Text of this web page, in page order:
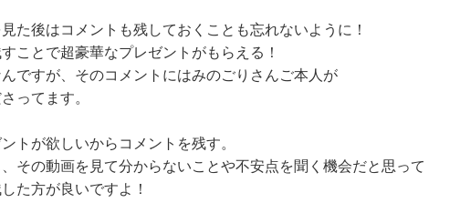
た後はコメントも残しておくことも忘れないように！
ことで超豪華なプレゼントがもらえる！
ですが、そのコメントにはみのごりさんご本人が
ってます。
トが欲しいからコメントを残す。
その動画を見て分からないことや不安点を聞く機会だと思って
た方が良いですよ！